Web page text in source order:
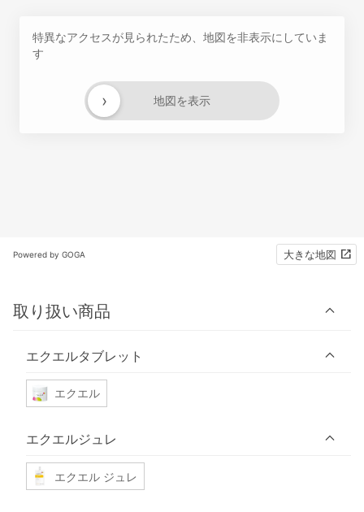
特異なアクセスが見られたため、地図を非表示にしていま
す
地図を表示
›
Powered by GOGA 大きな地図
取り扱い商品
エクエルタブレット
エクエル
エクエルジュレ
エクエル ジュレ